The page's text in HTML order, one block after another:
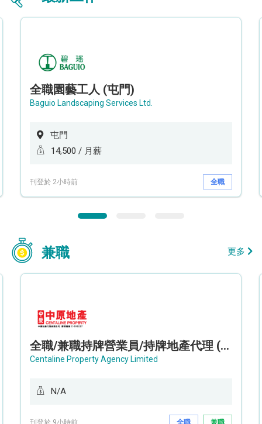
全職園藝工人 (屯門)
Baguio Landscaping Services Ltd.
屯門
14,500 / 月薪
刊登於 2小時前 全職
兼職 更多
全職/兼職持牌營業員/持牌地產代理 (長沙灣/將軍澳/油塘)
Centaline Property Agency Limited
N/A
刊登於 9小時前 全職 兼職